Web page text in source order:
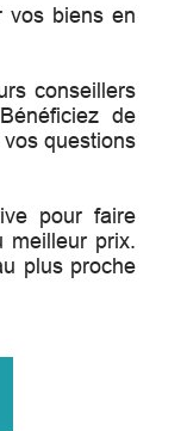
vos biens en
conseillers
de
questions
pour faire
meilleur prix.
plus proche